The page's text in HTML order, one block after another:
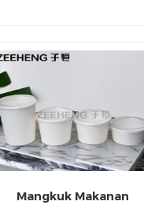
memudahkan Anda
menyimpan makanan cair
atau berminyak dengan
lebih baik tanpa khawatir
akan masalah kebocoran
minyak dan air.
Mangkuk Makanan